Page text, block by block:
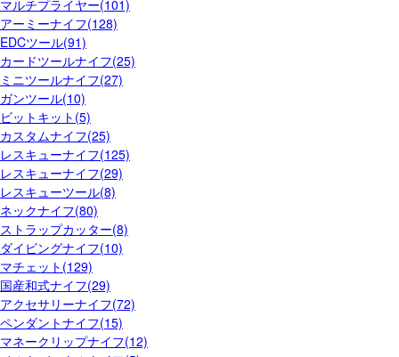
マルチプライヤー(101)
アーミーナイフ(128)
EDCツール(91)
カードツールナイフ(25)
ミニツールナイフ(27)
ガンツール(10)
ビットキット(5)
カスタムナイフ(25)
レスキューナイフ(125)
レスキューナイフ(29)
レスキューツール(8)
ネックナイフ(80)
ストラップカッター(8)
ダイビングナイフ(10)
マチェット(129)
国産和式ナイフ(29)
アクセサリーナイフ(72)
ペンダントナイフ(15)
マネークリップナイフ(12)